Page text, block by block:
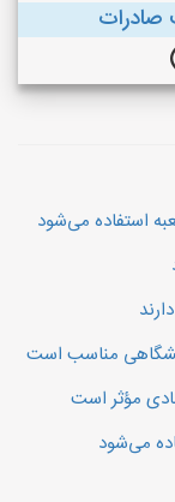
صادرات
استفاده می‌شود
مناسب است
مؤثر است
می‌شود